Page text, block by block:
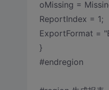
oMissing =
ReportIndex = 1;
ExportFormat =
}
#endregion